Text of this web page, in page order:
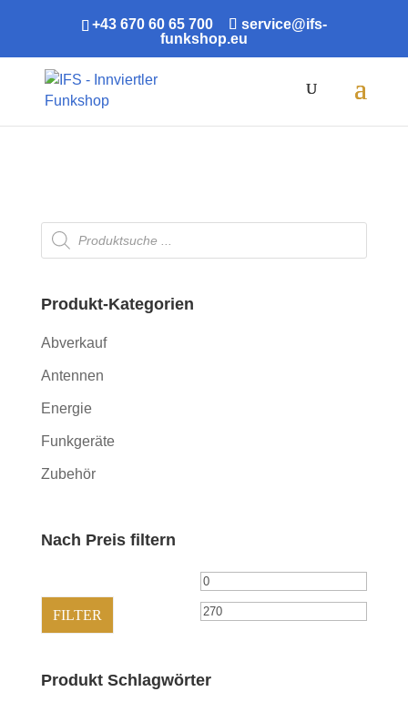
+43 670 60 65 700
service@ifs-
funkshop.eu
Shop/ Produkte verschlagwortet mit „4G“
Products
search
Produkt-Kategorien
Abverkauf
Antennen
Energie
Funkgeräte
Zubehör
Nach Preis filtern
Min.
Preis
FILTER
Produkt Schlagwörter